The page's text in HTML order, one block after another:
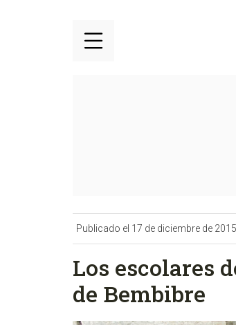
Publicado el 17 de diciembre de 2015
Los escolares
de Bembibre